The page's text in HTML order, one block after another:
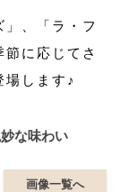
」、「ラ・フ
に応じてさ
場します♪
な味わい
画像一覧へ